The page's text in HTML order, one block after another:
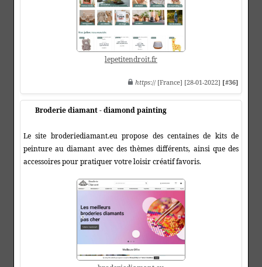
lepetitendroit.fr
https:// [France] [28-01-2022] [#36]
Broderie diamant - diamond painting
Le site broderiediamant.eu propose des centaines de kits de
peinture au diamant avec des thèmes différents, ainsi que des
accessoires pour pratiquer votre loisir créatif favoris.